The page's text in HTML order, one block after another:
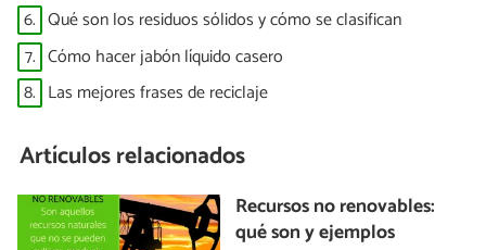
6. Qué son los residuos sólidos y cómo se clasifican
7. Cómo hacer jabón líquido casero
8. Las mejores frases de reciclaje
Artículos relacionados
Recursos no renovables:
qué son y ejemplos